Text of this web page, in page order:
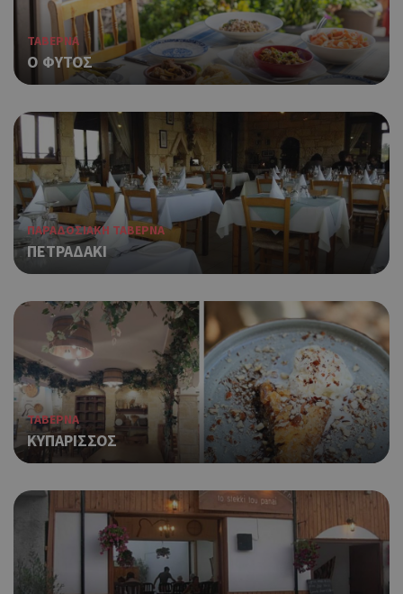
ΤΑΒΕΡΝΑ
Ο ΦΥΤΟΣ
ΠΑΡΑΔΟΣΙΑΚΗ ΤΑΒΕΡΝΑ
ΠΕΤΡΑΔΑΚΙ
ΤΑΒΕΡΝΑ
ΚΥΠΑΡΙΣΣΟΣ